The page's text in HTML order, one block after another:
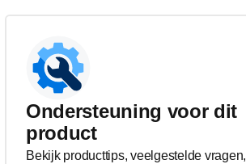
Ondersteuning voor dit
product
Bekijk producttips, veelgestelde vragen,